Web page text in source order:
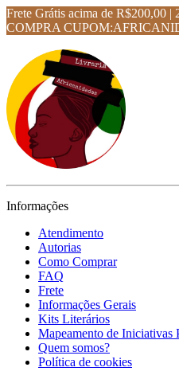
Frete Grátis acima de R$200,00
COMPRA
Informações
Atendimento
Autorias
Como Comprar
FAQ
Frete
Informações Gerais
Kits Literários
Mapeamento de Iniciativas
Quem somos?
Política de cookies